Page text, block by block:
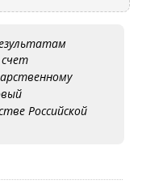
счет
Российской